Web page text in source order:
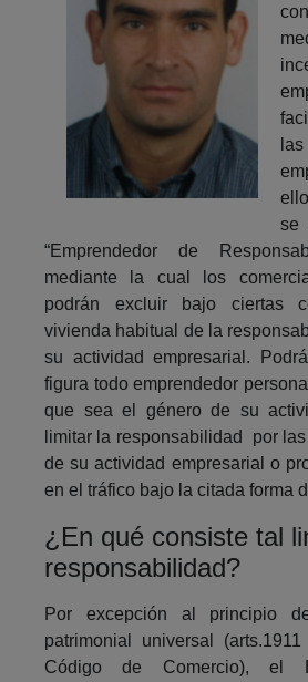
se
“Emprendedor de
mediante la cual los
podrán excluir bajo ciertas
vivienda habitual de la
su actividad empresarial.
figura todo emprendedor
que sea el género de su
limitar la responsabilidad por
de su actividad empresarial o
en el tráfico bajo la citada forma
¿En qué consiste tal
responsabilidad?
Por excepción al principio
patrimonial universal
Código de Comercio), el